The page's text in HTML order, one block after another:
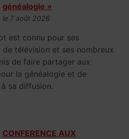
généalogie »
le 7 août 2026
est connu pour ses
télévision et ses nombreux
de faire partager aux
la généalogie et de
sa diffusion.
CONFERENCE AUX